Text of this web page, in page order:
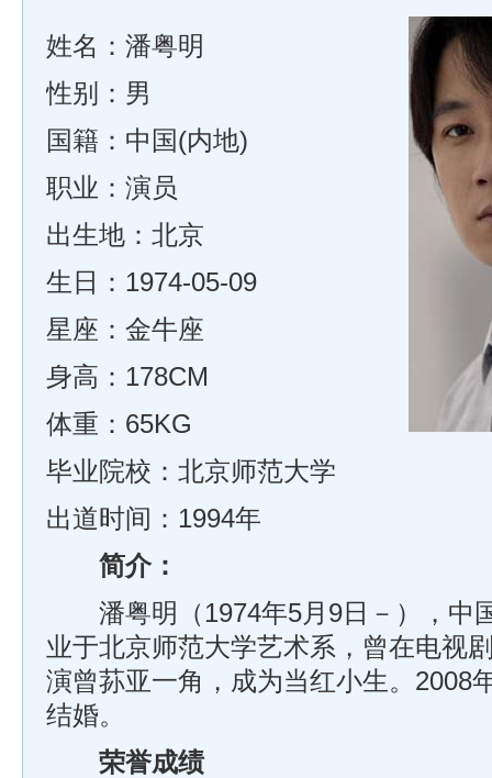
姓名：潘粤明
性别：男
国籍：中国(内地)
职业：演员
出生地：北京
生日：1974-05-09
星座：金牛座
身高：178CM
体重：65KG
毕业院校：北京师范大学
出道时间：1994年
简介：
潘粤明（1974年5月9日－），中
业于北京师范大学艺术系，曾在电视
演曾荪亚一角，成为当红小生。2008
结婚。
荣誉成绩